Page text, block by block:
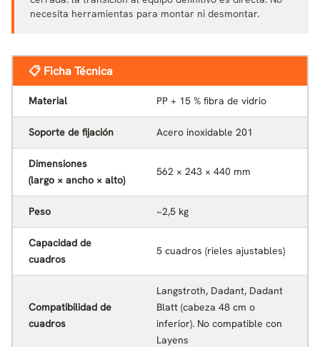
necesita herramientas para montar ni desmontar.
📋 Ficha Técnica
Material PP + 15 % fibra de vidrio
Soporte de fijación Acero inoxidable 201
Dimensiones
(largo × ancho × alto)
562 × 243 × 440 mm
Peso ~2,5 kg
Capacidad de
cuadros
5 cuadros (rieles ajustables)
Compatibilidad de
cuadros
Langstroth, Dadant, Dadant
Blatt (cabeza 48 cm o
inferior). No compatible con
Layens